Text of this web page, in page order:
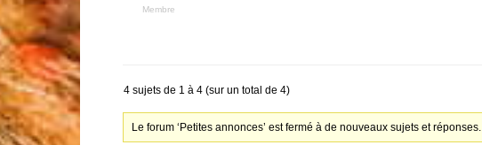
Membre
4 sujets de 1 à 4 (sur un total de 4)
Le forum ‘Petites annonces’ est fermé à de nouveaux sujets et réponses.